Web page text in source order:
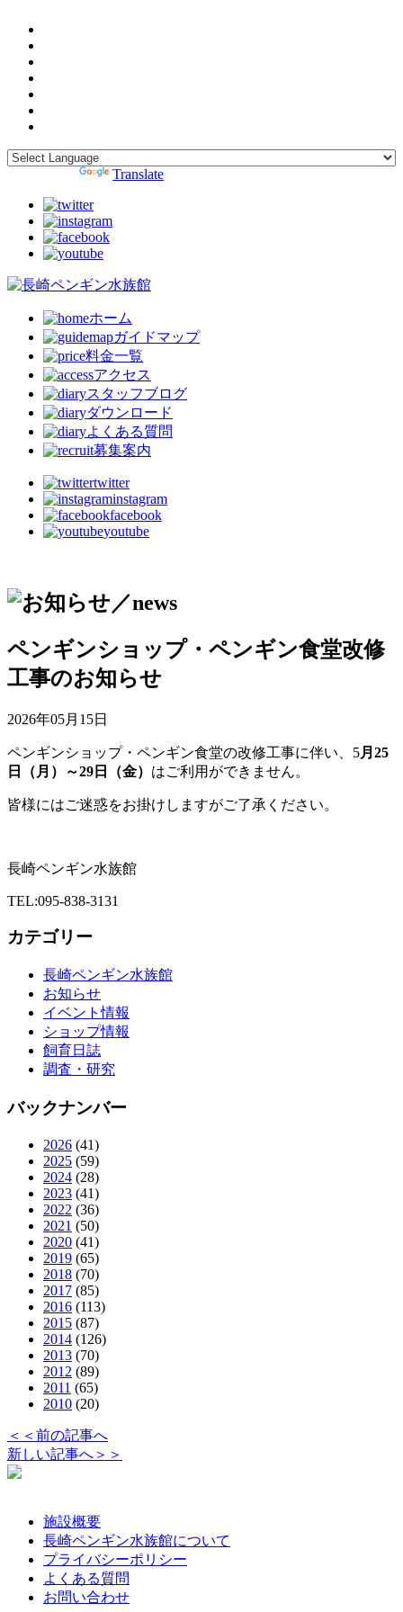
Translate
ホーム
ガイドマップ
料金一覧
アクセス
スタッフブログ
ダウンロード
よくある質問
募集案内
twitter
instagram
facebook
youtube
ペンギンショップ・ペンギン食堂改修
工事のお知らせ
2026年05月15日
ペンギンショップ・ペンギン食堂の改修工事に伴い、5月25
日（月）～29日（金） はご利用ができません。
皆様にはご迷惑をお掛けしますがご了承ください。
長崎ペンギン水族館
TEL:095-838-3131
カテゴリー
長崎ペンギン水族館
お知らせ
イベント情報
ショップ情報
飼育日誌
調査・研究
バックナンバー
2026 (41)
2025 (59)
2024 (28)
2023 (41)
2022 (36)
2021 (50)
2020 (41)
2019 (65)
2018 (70)
2017 (85)
2016 (113)
2015 (87)
2014 (126)
2013 (70)
2012 (89)
2011 (65)
2010 (20)
＜＜前の記事へ
新しい記事へ＞＞
施設概要
長崎ペンギン水族館について
プライバシーポリシー
よくある質問
お問い合わせ